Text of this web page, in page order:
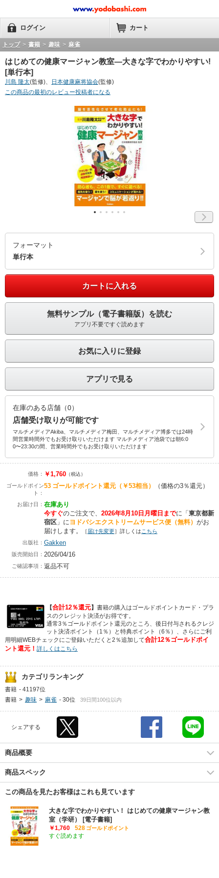
ログイン カート
トップ > 書籍 > 趣味 > 麻雀
はじめての健康マージャン教室―大きな字でわかりやすい!
[単行本]
川島 隆太(監修)、 日本健康麻将協会(監修)
この商品の最初のレビュー投稿者になる
フォーマット
単行本
カートに入れる
無料サンプル（電子書籍版）を読む
アプリ不要ですぐ読めます
お気に入りに登録
アプリで見る
在庫のある店舗（0）
店舗受け取りが可能です
マルチメディアAkiba、マルチメディア梅田、マルチメディア博多では24時
間営業時間外でもお受け取りいただけます マルチメディア池袋では朝6:0
0〜23:30の間、営業時間外でもお受け取りいただけます
価格： ￥1,760 （税込）
ゴールドポイン
ト：
53 ゴールドポイント還元 （￥53相当） （価格の3％還元）
お届け日： 在庫あり
今すぐのご注文で、 2026年8月10日月曜日までに 「 東京都新
宿区 」に ヨドバシエクストリームサービス便（無料） がお
届けします。
［届け先変更］詳しくは こちら
出版社： Gakken
販売開始日： 2026/04/16
ご確認事項： 返品不可
【合計12％還元】 書籍の購入はゴールドポイントカード・プラ
スのクレジット決済がお得です。
通常3％ゴールドポイント還元のところ、後日付与されるクレジ
ット決済ポイント（1％）と特典ポイント（6％）、さらにご利
用明細WEBチェックにご登録いただくと2％追加して合計12％ゴールドポイ
ント還元！ 詳しくはこちら
カテゴリランキング
書籍 - 41197位
書籍 > 趣味 > 麻雀 - 30位 39日間100位以内
シェアする
商品概要
商品スペック
この商品を見たお客様はこれも見ています
大きな字でわかりやすい！ はじめての健康マージャン教
室（学研） [電子書籍]
￥1,760 528 ゴールドポイント
すぐ読めます